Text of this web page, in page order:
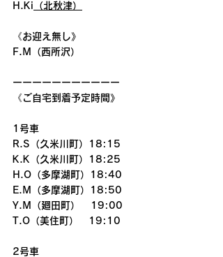
H.Ki （北秋津）
《お迎え無し》
F.M（西所沢）
ーーーーーーーーーーー
《ご自宅到着予定時間》
1号車
R.S（久米川町）18:15
K.K（久米川町）18:25
H.O（多摩湖町）18:40
E.M（多摩湖町）18:50
Y.M（廻田町）   19:00
T.O（美住町）　19:10
2号車